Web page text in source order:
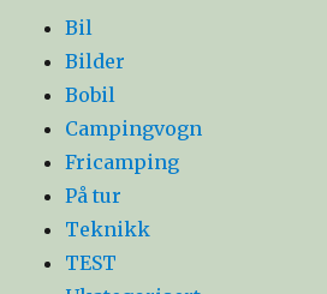
Bil
Bilder
Bobil
Campingvogn
Fricamping
På tur
Teknikk
TEST